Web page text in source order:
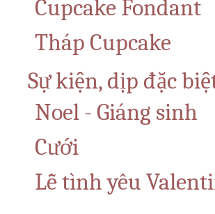
Cupcake Fondant
Tháp Cupcake
Sự kiện, dịp đặc
Noel - Giáng sinh
Cưới
Lễ tình yêu